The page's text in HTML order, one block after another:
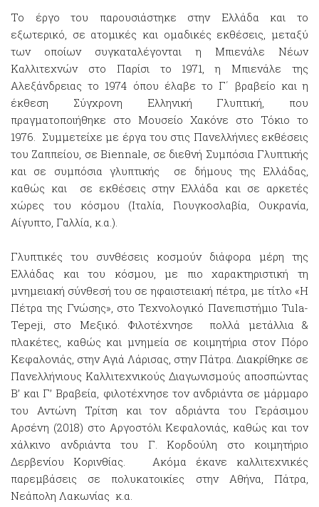
Το έργο του παρουσιάστηκε στην Ελλάδα και το
εξωτερικό, σε ατομικές και ομαδικές εκθέσεις, μεταξύ
των οποίων συγκαταλέγονται η Μπιενάλε Νέων
Καλλιτεχνών στο Παρίσι το 1971, η Μπιενάλε της
Αλεξάνδρειας το 1974 όπου έλαβε το Γ΄ βραβείο και η
έκθεση Σύγχρονη Ελληνική Γλυπτική, που
πραγματοποιήθηκε στο Μουσείο Χακόνε στο Τόκιο το
1976. Συμμετείχε με έργα του στις Πανελλήνιες εκθέσεις
του Ζαππείου, σε Biennale, σε διεθνή Συμπόσια Γλυπτικής
και σε συμπόσια γλυπτικής σε δήμους της Ελλάδας,
καθώς και σε εκθέσεις στην Ελλάδα και σε αρκετές
χώρες του κόσμου (Ιταλία, Γιουγκοσλαβία, Ουκρανία,
Αίγυπτο, Γαλλία, κ.α.).
Γλυπτικές του συνθέσεις κοσμούν διάφορα μέρη της
Ελλάδας και του κόσμου, με πιο χαρακτηριστική τη
μνημειακή σύνθεσή του σε ηφαιστειακή πέτρα, με τίτλο «Η
Πέτρα της Γνώσης», στο Τεχνολογικό Πανεπιστήμιο Tula-
Tepeji, στο Μεξικό. Φιλοτέχνησε πολλά μετάλλια &
πλακέτες, καθώς και μνημεία σε κοιμητήρια στον Πόρο
Κεφαλονιάς, στην Αγιά Λάρισας, στην Πάτρα. Διακρίθηκε σε
Πανελλήνιους Καλλιτεχνικούς Διαγωνισμούς αποσπώντας
Β’ και Γ’ Βραβεία, φιλοτέχνησε τον ανδριάντα σε μάρμαρο
του Αντώνη Τρίτση και τον αδριάντα του Γεράσιμου
Αρσένη (2018) στο Αργοστόλι Κεφαλονιάς, καθώς και τον
χάλκινο ανδριάντα του Γ. Κορδούλη στο κοιμητήριο
Δερβενίου Κορινθίας. Ακόμα έκανε καλλιτεχνικές
παρεμβάσεις σε πολυκατοικίες στην Αθήνα, Πάτρα,
Νεάπολη Λακωνίας κ.α.